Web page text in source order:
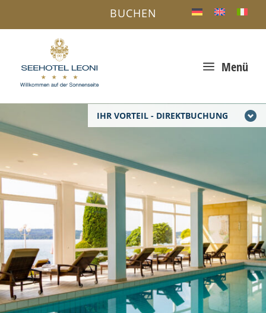
IHR VORTEIL - DIREKTBUCHUNG
a Menü
BUCHEN